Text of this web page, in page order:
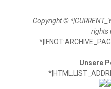
Copyright ©
rights
Unsere